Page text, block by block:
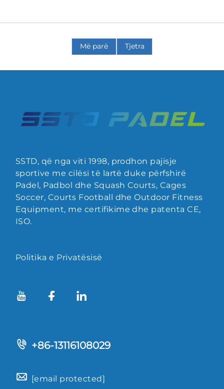
Më parë Tjetra
SSTD, që nga viti 1998, prodhon pajisje
sportive me cilësi të lartë duke përfshirë
Padel, Padbol dhe Squash Courts, Cages
Soccer, Courts Football dhe Outdoor Fitness
Equipment, me certifikime dhe patenta CE,
ISO.
Politika e Privatësisë
+86-13116108029
[email protected]